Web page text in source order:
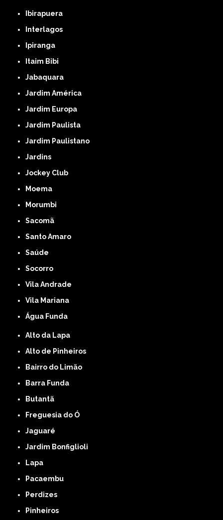
Ibirapuera
Interlagos
Ipiranga
Itaim Bibi
Jabaquara
Jardim América
Jardim Europa
Jardim Paulista
Jardim Paulistano
Jardins
Jockey Club
Moema
Morumbi
Sacomã
Santo Amaro
Saúde
Socorro
Vila Andrade
Vila Mariana
Água Funda
Alto da Lapa
Alto de Pinheiros
Bairro do Limão
Barra Funda
Butantã
Freguesia do Ó
Jaguaré
Jardim Bonfiglioli
Lapa
Pacaembu
Perdizes
Pinheiros